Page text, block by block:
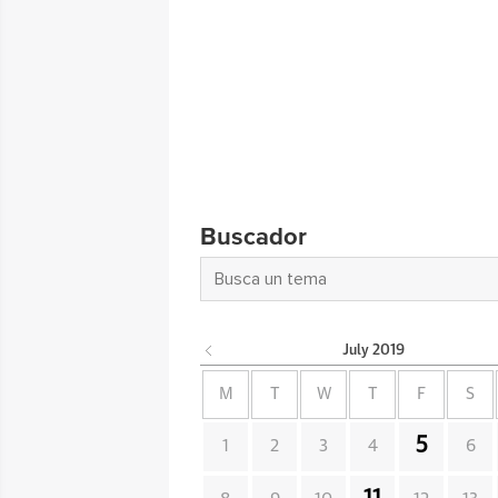
Buscador
July 2019
M W F S
1 2 3 4 5 6